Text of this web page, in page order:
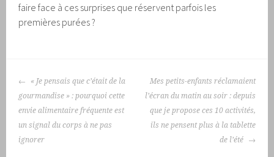
faire face à ces surprises que réservent parfois les
premières purées ?
NAVIGATION
DES
ARTICLES
« Je pensais que c’était de la
gourmandise » : pourquoi cette
envie alimentaire fréquente est
un signal du corps à ne pas
ignorer
Mes petits-enfants réclamaient
l’écran du matin au soir : depuis
que je propose ces 10 activités,
ils ne pensent plus à la tablette
de l’été